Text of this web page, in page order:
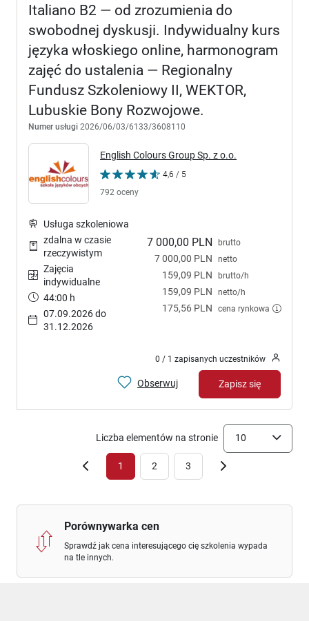
Italiano B2 — od zrozumienia do
swobodnej dyskusji. Indywidualny kurs
języka włoskiego online, harmonogram
zajęć do ustalenia — Regionalny
Fundusz Szkoleniowy II, WEKTOR,
Lubuskie Bony Rozwojowe.
Numer usługi 2026/06/03/6133/3608110
English Colours Group Sp. z o.o.
4,6 / 5
792 oceny
7 000,00 PLN brutto
7 000,00 PLN netto
159,09 PLN brutto/h
159,09 PLN netto/h
175,56 PLN cena rynkowa
Usługa szkoleniowa
zdalna w czasie
rzeczywistym
Zajęcia
indywidualne
44:00 h
07.09.2026 do
31.12.2026
0 / 1 zapisanych uczestników
Obserwuj Zapisz się
1 2 3
Liczba elementów na stronie 10
Porównywarka cen
Sprawdź jak cena interesującego cię szkolenia wypada
na tle innych.